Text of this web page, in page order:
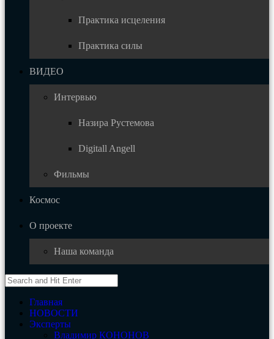
Практика исцеления
Практика силы
ВИДЕО
Интервью
Назира Рустемова
Digitall Angell
Фильмы
Космос
О проекте
Наша команда
Главная
НОВОСТИ
Эксперты
Владимир КОНОНОВ